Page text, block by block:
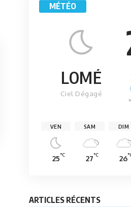
MÉTÉO
LOMÉ
Ciel Dégagé
VEN
25°C
SAM
27°C
DIM
26
ARTICLES RÉCENTS